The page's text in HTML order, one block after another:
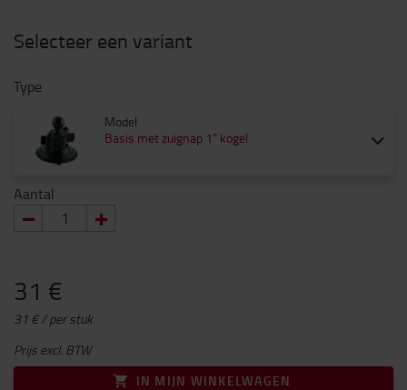
Selecteer een variant
Type
Model
Basis met zuignap 1” kogel
Aantal
31 €
31 € / per stuk
Prijs excl. BTW
IN MIJN WINKELWAGEN